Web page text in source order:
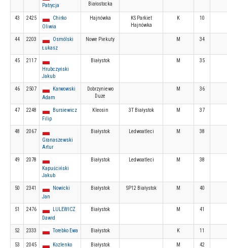
Patrycja
Białostocka
43 2425
Chirko
Oliwia
Hajnówka
KS Parkiet
Hajnówka
K 10
44 2203
Osmólski
Łukasz
Nowe Piekuty M 34
45
2117
Hrubczyński
Jakub
Białystok M 35
46 2507
Karwowski
Adam
Dobrzyniewo
Duże
M 36
47 2248
Bursiewicz
Filip
Kleosin 3T Białystok M 37
48
2067
Granaszewski
Artur
Białystok Ledwoatleci M 38
49
2078
Kapuściński
Jakub
Białystok Ledwoatleci M 38
50 2341
Nowicki
Jan
Białystok SP12 Białystok M 40
51 2476
LULEWICZ
Dawid
Białystok M 41
52 2333 Torebko Ewa Białystok K 11
53 2045
Kozlenko
Białystok M 42